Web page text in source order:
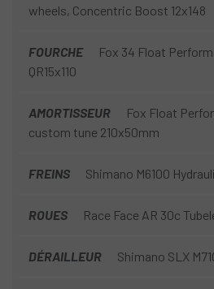
wheels, Concentric Boost 12x148
FOURCHE
Fox 34 Float
QR15x110
AMORTISSEUR
Fox Float
custom tune 210x50mm
FREINS Shimano M6100
ROUES Race Face AR 30c
DÉRAILLEUR Shimano SLX